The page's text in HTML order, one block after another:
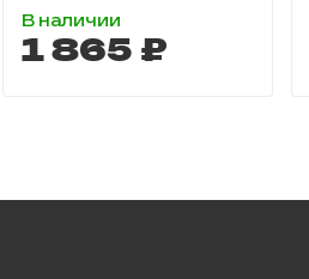
В наличии
1 865 ₽